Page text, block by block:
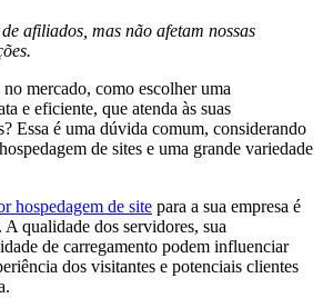
afiliados, mas não afetam nossas
mercado, como escolher uma
e eficiente, que atenda às suas
Essa é uma dúvida comum, considerando
de sites e uma grande variedade
hospedagem de site para a sua empresa é
qualidade dos servidores, sua
de carregamento podem influenciar
dos visitantes e potenciais clientes